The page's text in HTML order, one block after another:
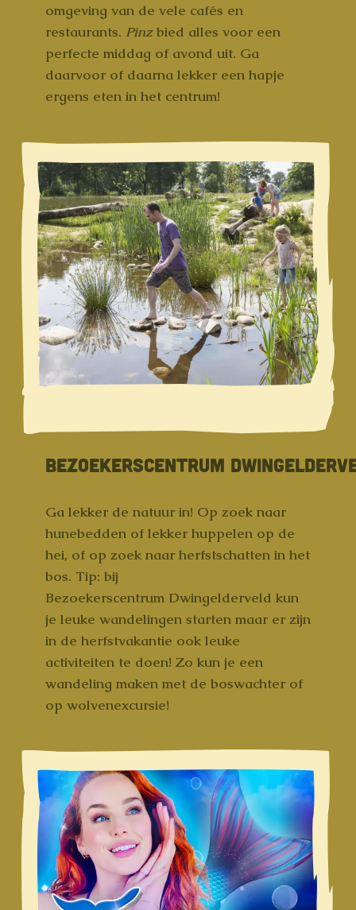
omgeving van de vele cafés en
restaurants. Pinzbied alles voor een
perfecte middag of avond uit. Ga
daarvoor of daarna lekker een hapje
ergens eten in het centrum!
BEZOEKERSCENTRUM
Ga lekker de natuur in! Op zoek naar
hunebedden of lekker huppelen op de
hei, of op zoek naar herfstschatten in het
bos. Tip: bij
Bezoekerscentrum Dwingelderveld kun
je leuke wandelingen starten maar er zijn
in de herfstvakantie ook leuke
activiteiten te doen! Zo kun je een
wandeling maken met de boswachter of
op wolvenexcursie!